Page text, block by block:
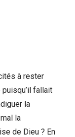
à rester
fallait
la
la
de Dieu ? En